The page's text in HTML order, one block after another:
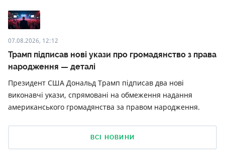
07.08.2026, 12:12
Трамп підписав нові укази про громадянство з права
народження — деталі
Президент США Дональд Трамп підписав два нові
виконавчі укази, спрямовані на обмеження надання
американського громадянства за правом народження.
ВСІ НОВИНИ